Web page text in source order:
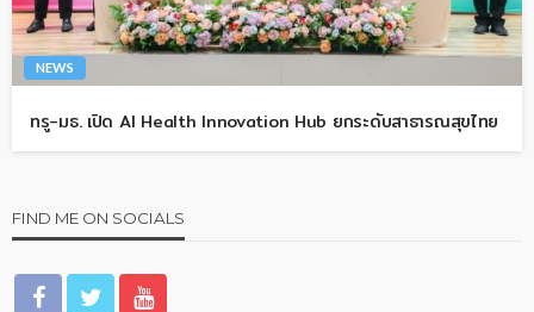
NEWS
ทรู-มธ. เปิด AI Health Innovation Hub ยกระดับสาธารณสุขไทย
FIND ME ON SOCIALS